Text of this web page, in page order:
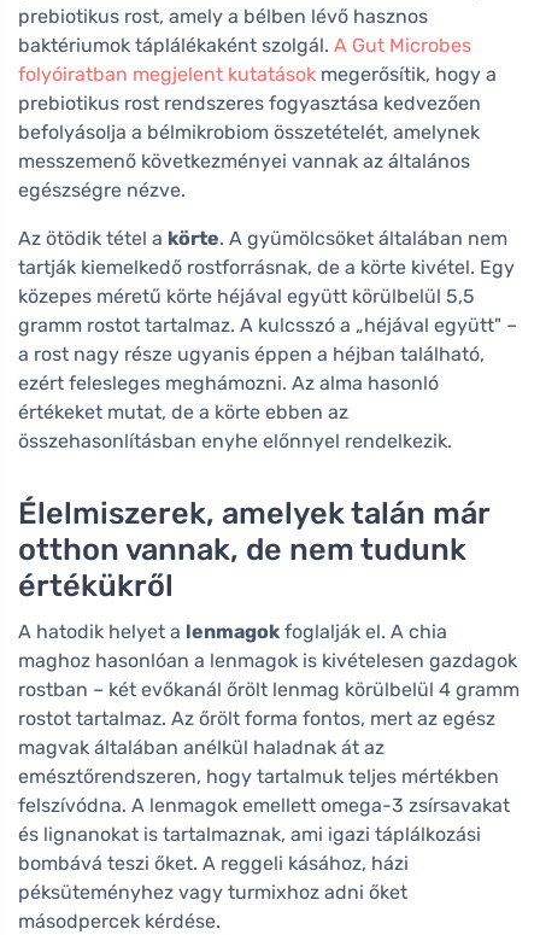
prebiotikus rost, amely a bélben lévő hasznos
baktériumok táplálékaként szolgál. A Gut Microbes
folyóiratban megjelent kutatások megerősítik, hogy a
prebiotikus rost rendszeres fogyasztása kedvezően
befolyásolja a bélmikrobiom összetételét, amelynek
messzemenő következményei vannak az általános
egészségre nézve.
Az ötödik tétel a körte. A gyümölcsöket általában nem
tartják kiemelkedő rostforrásnak, de a körte kivétel. Egy
közepes méretű körte héjával együtt körülbelül 5,5
gramm rostot tartalmaz. A kulcsszó a „héjával együtt" –
a rost nagy része ugyanis éppen a héjban található,
ezért felesleges meghámozni. Az alma hasonló
értékeket mutat, de a körte ebben az
összehasonlításban enyhe előnnyel rendelkezik.
Élelmiszerek, amelyek talán már
otthon vannak, de nem tudunk
értékükről
A hatodik helyet a lenmagok foglalják el. A chia
maghoz hasonlóan a lenmagok is kivételesen gazdagok
rostban – két evőkanál őrölt lenmag körülbelül 4 gramm
rostot tartalmaz. Az őrölt forma fontos, mert az egész
magvak általában anélkül haladnak át az
emésztőrendszeren, hogy tartalmuk teljes mértékben
felszívódna. A lenmagok emellett omega-3 zsírsavakat
és lignanokat is tartalmaznak, ami igazi táplálkozási
bombává teszi őket. A reggeli kásához, házi
péksüteményhez vagy turmixhoz adni őket
másodpercek kérdése.